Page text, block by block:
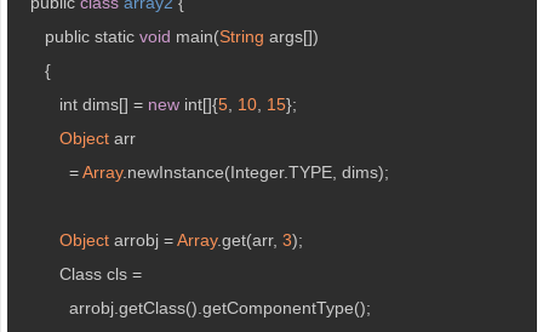
      public static
void main(String args[])
      {
         int dims[] =
new int[]{5, 10, 15};
Object arr
           =
Array.newInstance(Integer.TYPE, dims);
Object arrobj = Array.get(arr, 3);
         Class cls =
           arrobj.getClass().getComponentType();